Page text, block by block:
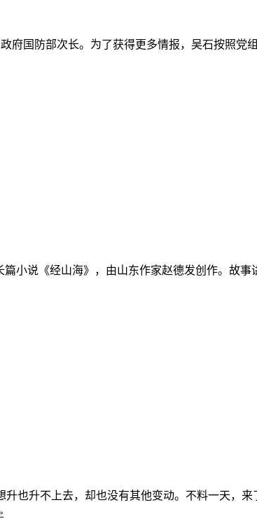
国防部次长。为了获得更多情报，吴石按照党
小说《经山海》，由山东作家赵德发创作。故
也升不上去，却也没有其他变动。不料一天，